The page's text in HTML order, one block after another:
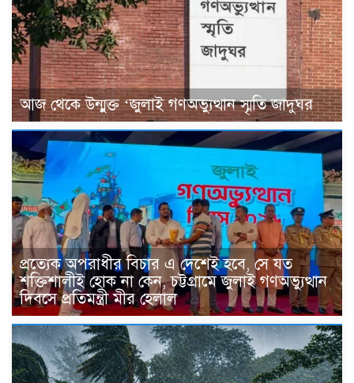
আজ থেকে উন্মুক্ত ‘জুলাই গণঅভ্যুত্থান স্মৃতি জাদুঘর
প্রত্যেক অপরাধীর বিচার এ দেশেই হবে, সে যত
শক্তিশালীই হোক না কেন, চট্টগ্রামে জুলাই গণঅভ্যুত্থান
দিবসে প্রতিমন্ত্রী মীর হেলাল